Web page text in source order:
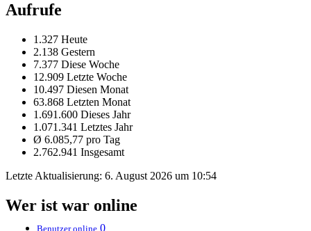
Aufrufe
1.327 Heute
2.138 Gestern
7.377 Diese Woche
12.909 Letzte Woche
10.497 Diesen Monat
63.868 Letzten Monat
1.691.600 Dieses Jahr
1.071.341 Letztes Jahr
Ø 6.085,77 pro Tag
2.762.941 Insgesamt
Letzte Aktualisierung: 6. August 2026 um 10:54
Wer ist war online
Benutzer online 0